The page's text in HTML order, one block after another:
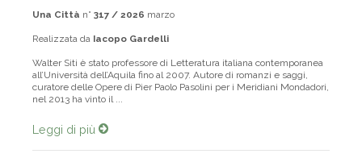
Una Città n° 317 / 2026 marzo
Realizzata da Iacopo Gardelli
Walter Siti è stato professore di Letteratura italiana contemporanea
all’Università dell’Aquila fino al 2007. Autore di romanzi e saggi,
curatore delle Opere di Pier Paolo Pasolini per i Meridiani Mondadori,
nel 2013 ha vinto il ...
Leggi di più